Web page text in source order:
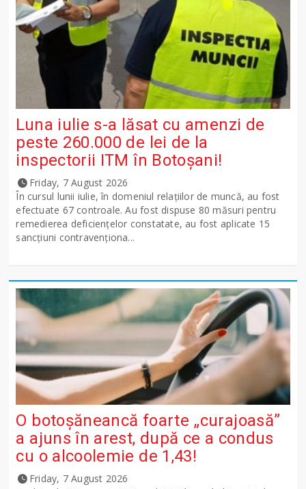
Luna iulie s-a lăsat cu amenzi de
peste 260.000 de lei de la
inspectorii ITM în Botoșani!
Friday, 7 August 2026
În cursul lunii iulie, în domeniul relațiilor de muncă, au fost
efectuate 67 controale. Au fost dispuse 80 măsuri pentru
remedierea deficiențelor constatate, au fost aplicate 15
sancţiuni contravenționa...
O botoșăneancă foarte „curajoasă”
a ajuns în arest, după ce a condus
cu o alcoolemie de 1,43!
Friday, 7 August 2026